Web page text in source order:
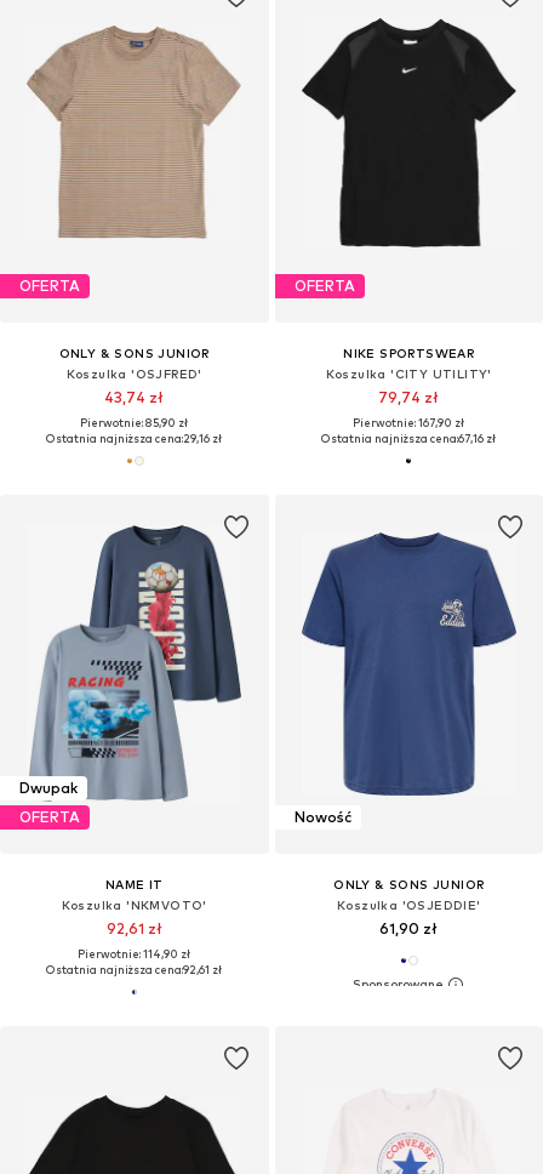
OFERTA
ONLY & SONS JUNIOR
Koszulka 'OSJFRED'
43,74 zł
Pierwotnie: 85,90 zł
Ostatnia najniższa cena:29,16 zł
OFERTA
NIKE SPORTSWEAR
Koszulka 'CITY UTILITY'
79,74 zł
Pierwotnie: 167,90 zł
Ostatnia najniższa cena:67,16 zł
Dwupak
OFERTA
NAME IT
Koszulka 'NKMVOTO'
92,61 zł
Pierwotnie: 114,90 zł
Ostatnia najniższa cena:92,61 zł
Nowość
ONLY & SONS JUNIOR
Koszulka 'OSJEDDIE'
61,90 zł